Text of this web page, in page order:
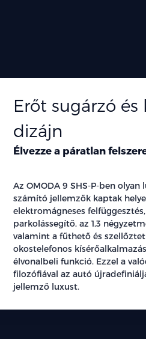
Erőt sugárzó
dizájn
Élvezze a páratlan
Az OMODA 9 SHS-P-ben
számító jellemzők kaptak
elektromágneses
parkolássegítő, az 1,3
valamint a fűthető és
okostelefonos
élvonalbeli funkció. Ezzel a
filozófiával az autó
jellemző luxust.